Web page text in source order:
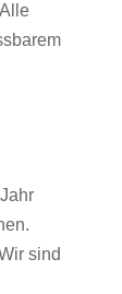
sind